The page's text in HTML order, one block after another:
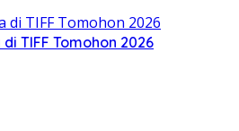
TIFF Tomohon 2026